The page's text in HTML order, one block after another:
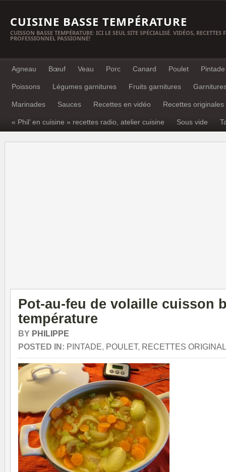
CUISINE BASSE TEMPÉRATURE
CUISSON BASSE TEMPÉRATURE: ICI LE SEUL SITE SPÉCIALISÉ. VIDÉOS, RECETTES
PROFESSIONNEL PASSIONNÉ!
Agneau Bœuf Veau Porc Canard Poulet Pintade
Poissons Légumes garnitures Fruits garnitures
Marinades Sauces Recettes en vidéo Recettes originales
« Phil’ en cuisine » recettes radio, atelier cuisine Sous vide
Pot-au-feu de volaille cuisson
température
BY PHILIPPE
POSTED IN: PINTADE, POULET, RECETTES